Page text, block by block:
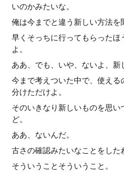
いのかみたいな。
俺は今までと違う新しい方法を
早くそっちに行ってもらったほ
よ。
ああ、でも、いや、ないよ、新
今まで考えついた中で、使える
分けただけよ。
そのいきなり新しいものを思い
ど。
ああ、ないんだ。
古さの確認みたいなことをした
そういうことそういうこと。